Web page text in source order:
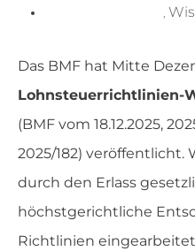
,
Das BMF hat Mitte
Lohnsteuerrichtlinien-
(BMF vom 18.12.2025,
2025/182)
durch den Erlass
höchstgerichtliche
Richtlinien